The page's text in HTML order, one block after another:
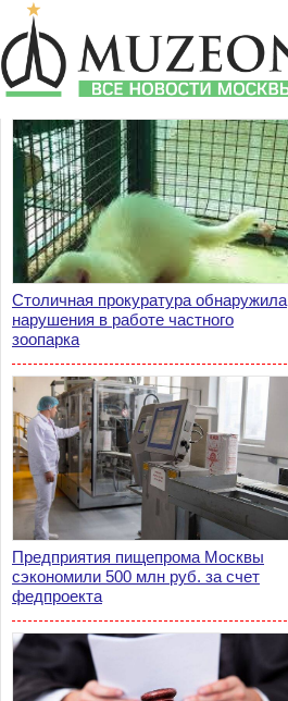
Столичная прокуратура обнаружила
нарушения в работе частного
зоопарка
Предприятия пищепрома Москвы
сэкономили 500 млн руб. за счет
федпроекта